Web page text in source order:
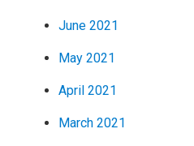
June 2021
May 2021
April 2021
March 2021